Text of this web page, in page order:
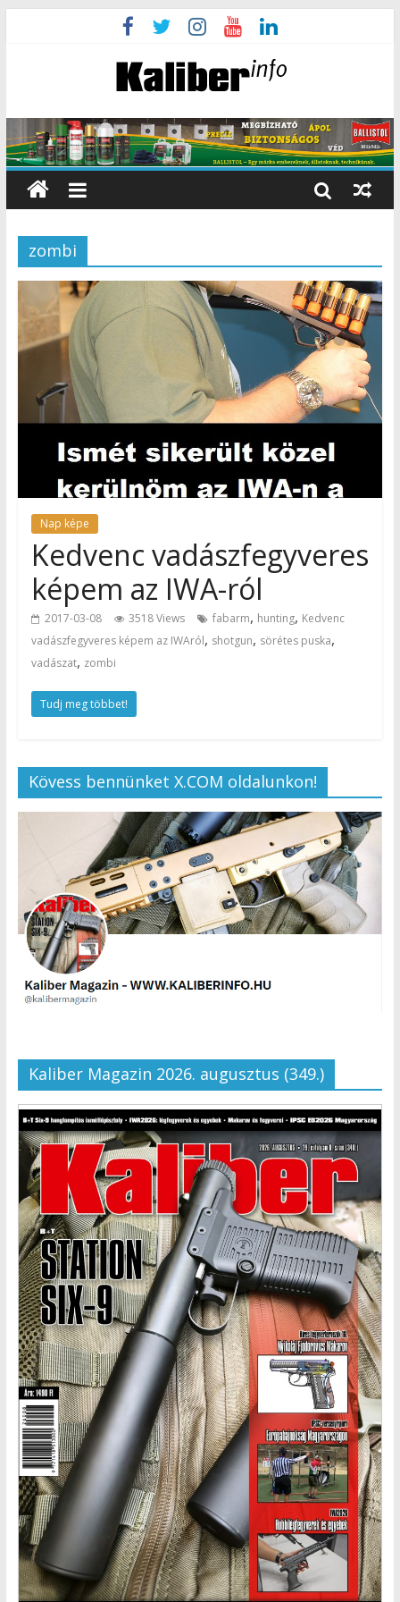
zombi
Nap képe
Kedvenc vadászfegyveres
képem az IWA-ról
2017-03-08 3518 Views fabarm, hunting, Kedvenc
vadászfegyveres képem az IWAról, shotgun, sörétes puska,
vadászat, zombi
Tudj meg többet!
Kövess bennünket X.COM oldalunkon!
Kaliber Magazin 2026. augusztus (349.)